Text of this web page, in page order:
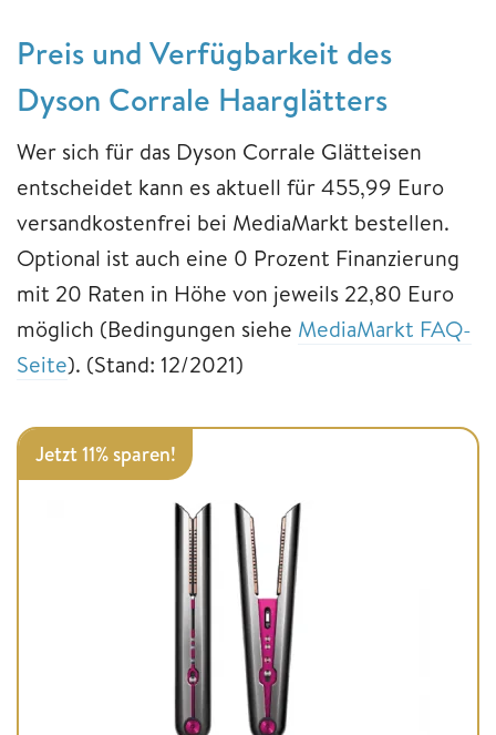
Preis und Verfügbarkeit des
Dyson Corrale Haarglätters
Wer sich für das Dyson Corrale Glätteisen
entscheidet kann es aktuell für 455,99 Euro
versandkostenfrei bei MediaMarkt bestellen.
Optional ist auch eine 0 Prozent Finanzierung
mit 20 Raten in Höhe von jeweils 22,80 Euro
möglich (Bedingungen siehe MediaMarkt FAQ-
Seite). (Stand: 12/2021)
Jetzt 11% sparen!